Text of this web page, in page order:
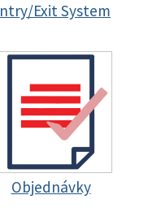
Exit System
Objednávky